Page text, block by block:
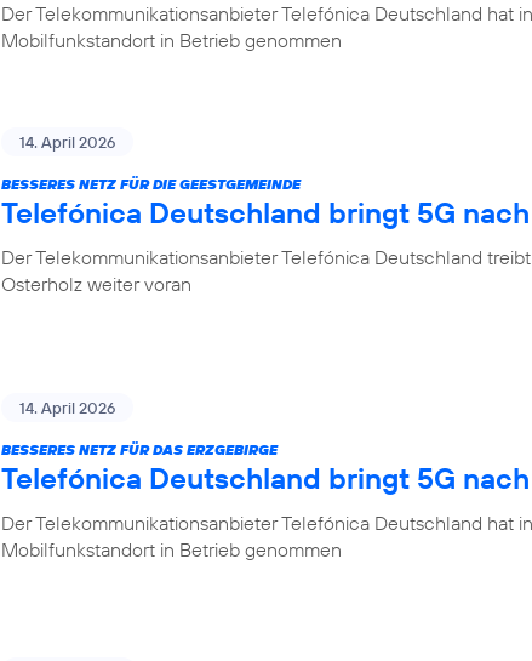
Der Telekommunikationsanbieter Telefónica Deutschland hat
Mobilfunkstandort in Betrieb genommen
14. April 2026
BESSERES NETZ FÜR DIE GEESTGEMEINDE
Telefónica Deutschland bringt 5G
Der Telekommunikationsanbieter Telefónica Deutschland
Osterholz weiter voran
14. April 2026
BESSERES NETZ FÜR DAS ERZGEBIRGE
Telefónica Deutschland bringt 5G
Der Telekommunikationsanbieter Telefónica Deutschland hat
Mobilfunkstandort in Betrieb genommen